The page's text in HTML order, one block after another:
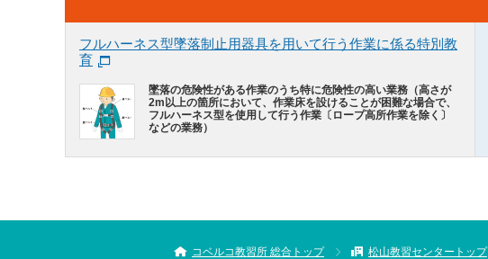
フルハーネス型墜落制止用器具を用いて行う作業に係る特別教
育
墜落の危険性がある作業のうち特に危険性の高い業務（高さが
2m以上の箇所において、作業床を設けることが困難な場合で、
フルハーネス型を使用して行う作業〔ロープ高所作業を除く〕
などの業務）
コベルコ教習所 総合トップ 松山教習センタートップ